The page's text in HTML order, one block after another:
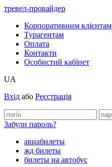
тревел-провайдер
Корпоративним клієнтам
Турагентам
Оплата
Контакти
Особистий кабінет
UA
Вхід або Реєстрація
Забули пароль?
авиабилеты
жд билеты
билеты на автобус